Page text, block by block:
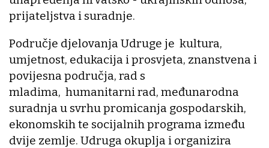
prijateljstva i suradnje.
Područje djelovanja Udruge je kultura,
umjetnost, edukacija i prosvjeta, znanstvena i
povijesna područja, rad s
mladima, humanitarni rad, međunarodna
suradnja u svrhu promicanja gospodarskih,
ekonomskih te socijalnih programa između
dvije zemlje. Udruga okuplja i organizira